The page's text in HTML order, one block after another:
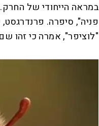
במראה הייחודי של
פניה", סיפרה.
"לוציפר", אמרה כי זהו